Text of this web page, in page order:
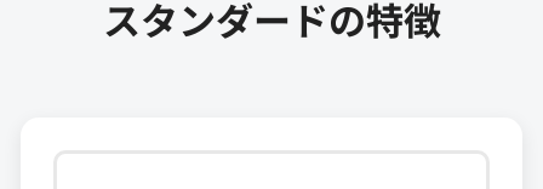
スタンダードの特徴